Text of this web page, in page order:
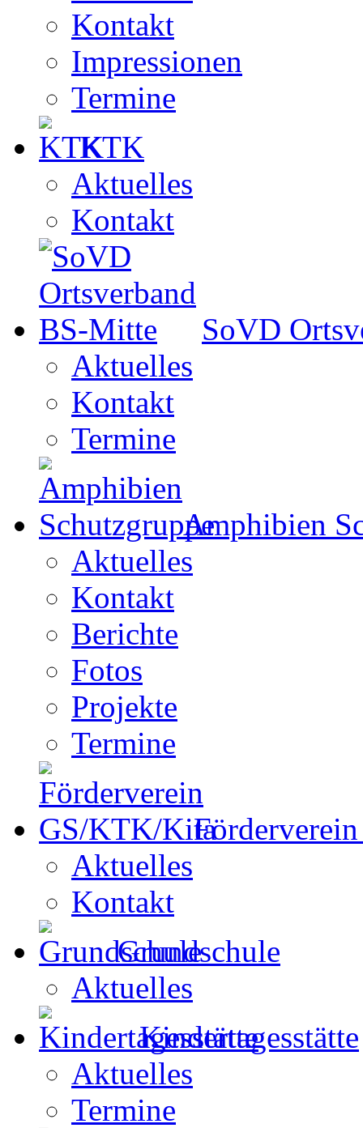
Kontakt
Impressionen
Termine
KTK
Aktuelles
Kontakt
SoVD
Aktuelles
Kontakt
Termine
Amphibien
Aktuelles
Kontakt
Berichte
Fotos
Projekte
Termine
Aktuelles
Kontakt
Grundschule
Aktuelles
Kindertagesstätte
Aktuelles
Termine